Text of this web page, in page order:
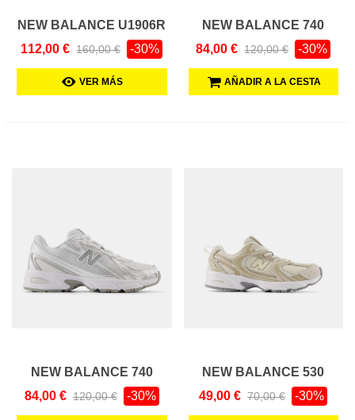
NEW BALANCE U1906R
112,00 € 160,00 € -30%
VER MÁS
NEW BALANCE 740
84,00 € 120,00 € -30%
AÑADIR A LA CESTA
NEW BALANCE 740
84,00 € 120,00 € -30%
NEW BALANCE 530
KIDS
49,00 € 70,00 € -30%